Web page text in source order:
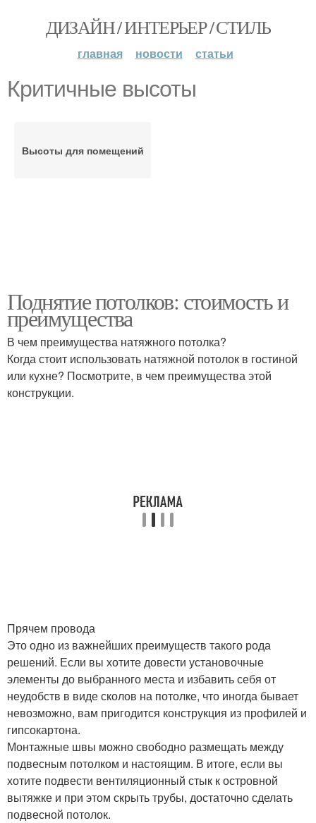
ДИЗАЙН / ИНТЕРЬЕР / СТИЛЬ
главная новости статьи
Критичные высоты
Высоты для помещений
Поднятие потолков: стоимость и
преимущества
В чем преимущества натяжного потолка?
Когда стоит использовать натяжной потолок в гостиной
или кухне? Посмотрите, в чем преимущества этой
конструкции.
Прячем провода
Это одно из важнейших преимуществ такого рода
решений. Если вы хотите довести установочные
элементы до выбранного места и избавить себя от
неудобств в виде сколов на потолке, что иногда бывает
невозможно, вам пригодится конструкция из профилей и
гипсокартона.
Монтажные швы можно свободно размещать между
подвесным потолком и настоящим. В итоге, если вы
хотите подвести вентиляционный стык к островной
вытяжке и при этом скрыть трубы, достаточно сделать
подвесной потолок.